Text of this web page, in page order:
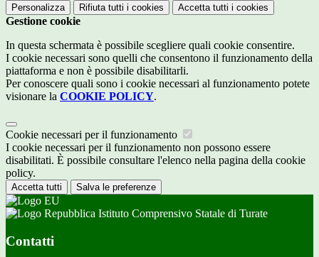
Personalizza Rifiuta tutti i cookies Accetta tutti i cookies
Gestione cookie
In questa schermata è possibile scegliere quali cookie consentire.
I cookie necessari sono quelli che consentono il funzionamento della
piattaforma e non è possibile disabilitarli.
Per conoscere quali sono i cookie necessari al funzionamento potete
visionare la COOKIE POLICY.
Cookie necessari per il funzionamento
I cookie necessari per il funzionamento non possono essere
disabilitati. È possibile consultare l'elenco nella pagina della cookie
policy.
Accetta tutti Salva le preferenze
Istituto Comprensivo Statale di Turate
Contatti